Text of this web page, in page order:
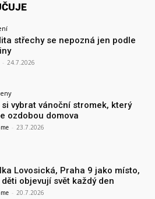
střechy se nepozná jen podle
- 24.7.2026
vybrat vánoční stromek, který
ozdobou domova
- 23.7.2026
Lovosická, Praha 9 jako místo,
děti objevují svět každý den
- 20.7.2026